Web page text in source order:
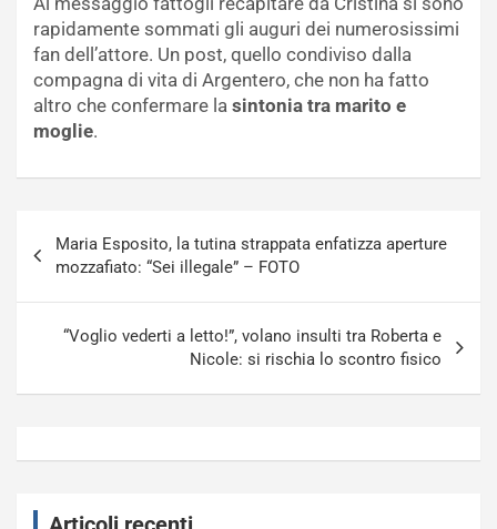
rapidamente sommati gli auguri dei numerosissimi
fan dell’attore. Un post, quello condiviso dalla
compagna di vita di Argentero, che non ha fatto
altro che confermare la sintonia tra marito e
moglie.
articoli
Maria Esposito, la tutina strappata enfatizza aperture
mozzafiato: “Sei illegale” – FOTO
“Voglio vederti a letto!”, volano insulti tra Roberta e
Nicole: si rischia lo scontro fisico